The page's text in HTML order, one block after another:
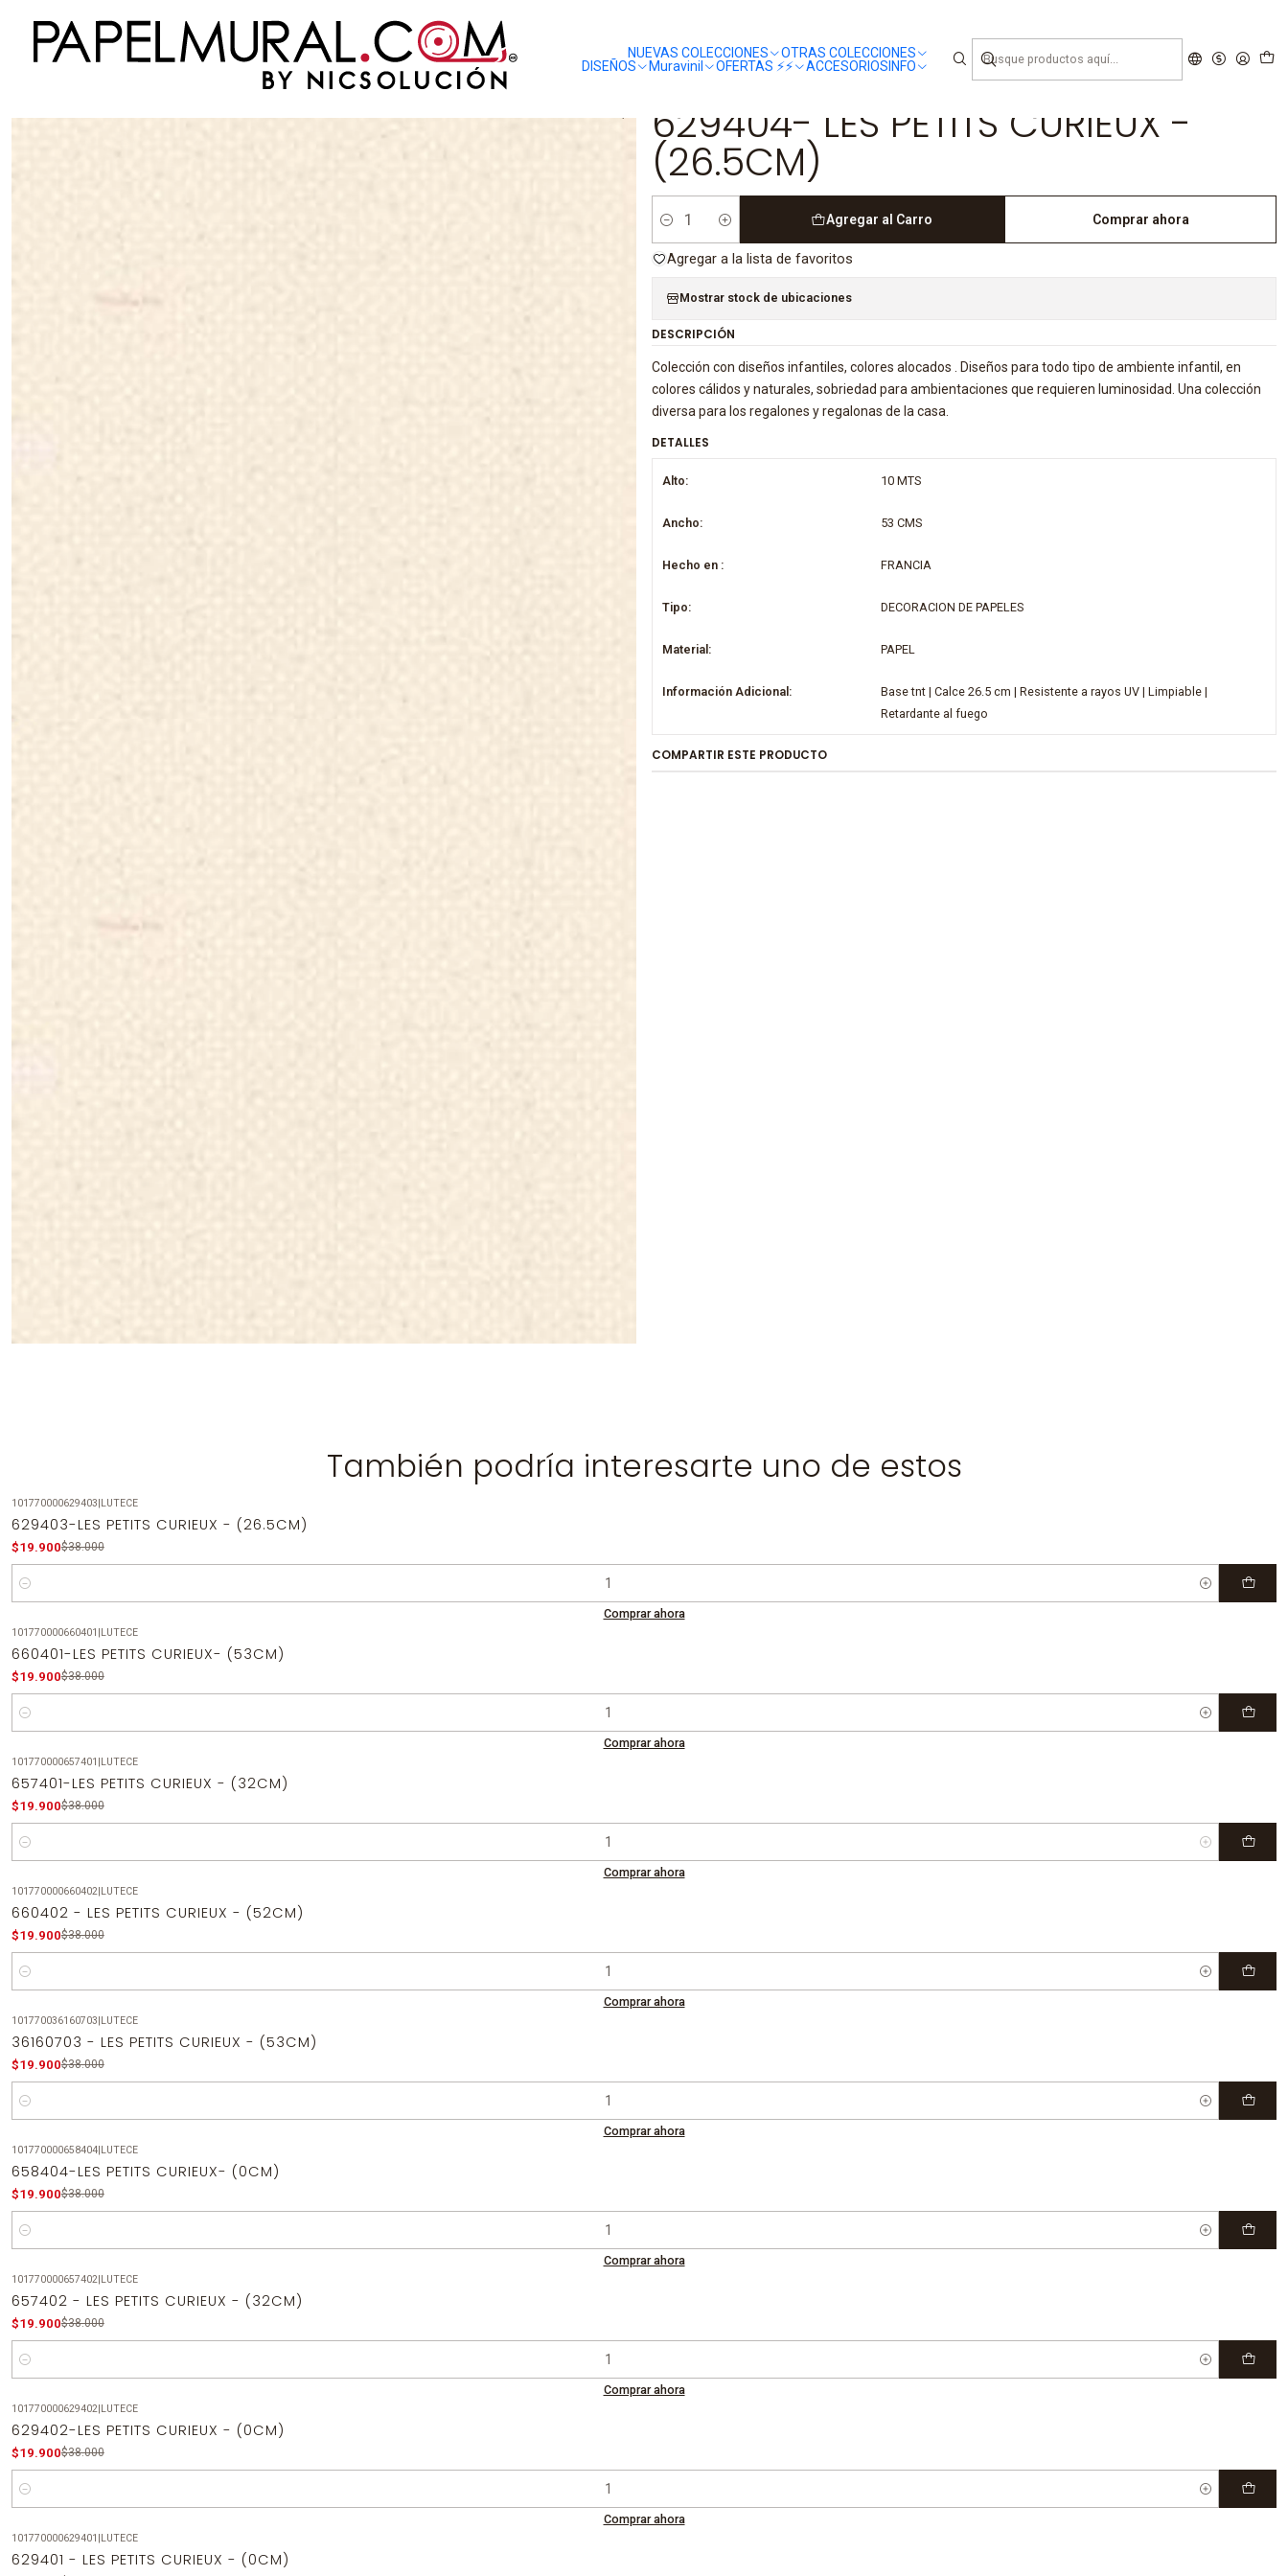
NUEVAS COLECCIONES
OTRAS COLECCIONES
DISEÑOS
Muravinil OFERTAS ⚡️⚡️ ACCESORIOSINFO
Inicio PAPEL MURAL OTRAS COLECCIONES INFANTILES LES PETITS CURIEUX 629404- LES PETITS CURIEUX - (26.5CM)
629404- LES PETITS CURIEUX -
(26.5CM)
Cantidad
Agregar al Carro Comprar ahora
Agregar a la lista de favoritos
Mostrar stock de ubicaciones
DESCRIPCIÓN
Colección con diseños infantiles, colores alocados . Diseños para todo tipo de ambiente infantil, en
colores cálidos y naturales, sobriedad para ambientaciones que requieren luminosidad. Una colección
diversa para los regalones y regalonas de la casa.
DETALLES
Alto: 10 MTS
Ancho: 53 CMS
Hecho en : FRANCIA
Tipo: DECORACION DE PAPELES
Material: PAPEL
Información Adicional:
Base tnt | Calce 26.5 cm | Resistente a rayos UV | Limpiable |
Retardante al fuego
COMPARTIR ESTE PRODUCTO
También podría interesarte uno de estos
-48% OFF
101770000629403|LUTECE
629403-LES PETITS CURIEUX - (26.5CM)
$19.900$38.000
Cantidad
Comprar ahora
-48%
101770000660401 |LUTECE
660401-LES PETITS CURIEUX- (53CM)
$19.900$38.000
Cantidad
Comprar ahora
-48%
101770000657401 |LUTECE
657401-LES PETITS CURIEUX - (32CM)
$19.900$38.000
Cantidad
Comprar ahora
-48% OFF
101770000660402|LUTECE
660402 - LES PETITS CURIEUX - (52CM)
$19.900$38.000
Cantidad
Comprar ahora
-48% OFF
101770036160703|LUTECE
36160703 - LES PETITS CURIEUX - (53CM)
$19.900$38.000
Cantidad
Comprar ahora
-48%
101770000658404|LUTECE
658404-LES PETITS CURIEUX- (0CM)
$19.900$38.000
Cantidad
Comprar ahora
-48% OFF
101770000657402|LUTECE
657402 - LES PETITS CURIEUX - (32CM)
$19.900$38.000
Cantidad
Comprar ahora
-48% OFF
101770000629402|LUTECE
629402-LES PETITS CURIEUX - (0CM)
$19.900$38.000
Cantidad
Comprar ahora
-48%
101770000629401 |LUTECE
629401 - LES PETITS CURIEUX - (0CM)